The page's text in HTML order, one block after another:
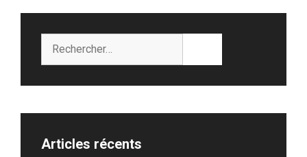
Articles récents